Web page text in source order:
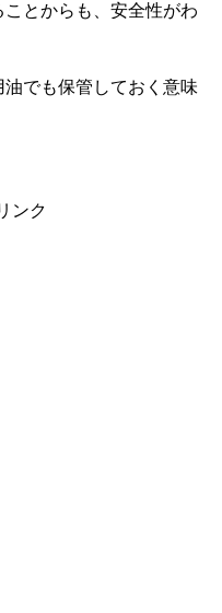
ことからも、安全性がわ
でも保管しておく意味
ンク